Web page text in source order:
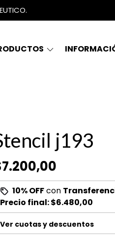
j193
10% OFFcon
Precio final:$6.480,00
Ver cuotas y descuentos